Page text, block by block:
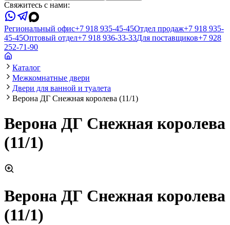
Свяжитесь с нами:
Региональный офис+7 918 935-45-45Отдел продаж+7 918 935-
45-45Оптовый отдел+7 918 936-33-33Для поставщиков+7 928
252-71-90
Каталог
Межкомнатные двери
Двери для ванной и туалета
Верона ДГ Снежная королева (11/1)
Верона ДГ Снежная королева
(11/1)
Верона ДГ Снежная королева
(11/1)